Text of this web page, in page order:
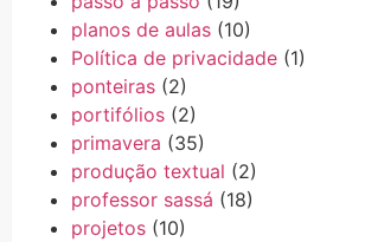
planos de aulas (10)
Política de privacidade (1)
ponteiras (2)
portifólios (2)
primavera (35)
produção textual (2)
professor sassá (18)
projetos (10)